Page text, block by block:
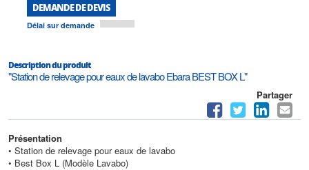
DEMANDE DE DEVIS
Délai sur demande
Description du produit
"Station de relevage pour eaux de lavabo Ebara BEST BOX L"
Partager
Présentation
• Station de relevage pour eaux de lavabo
• Best Box L (Modèle Lavabo)